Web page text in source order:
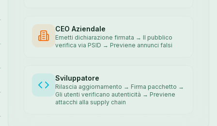
CEO Aziendale
Emetti dichiarazione firmata → Il pubblico
verifica via PSID → Previene annunci falsi
Sviluppatore
Rilascia aggiornamento → Firma pacchetto →
Gli utenti verificano autenticità → Previene
attacchi alla supply chain